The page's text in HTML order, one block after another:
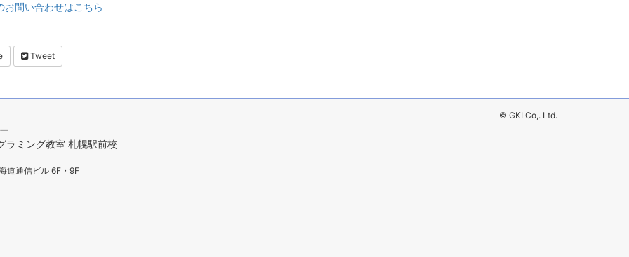
お問い合わせはこちら
Tweet
ラミング教室 札幌駅前校
道通信ビル 6F・9F
© GKI Co,. Ltd.